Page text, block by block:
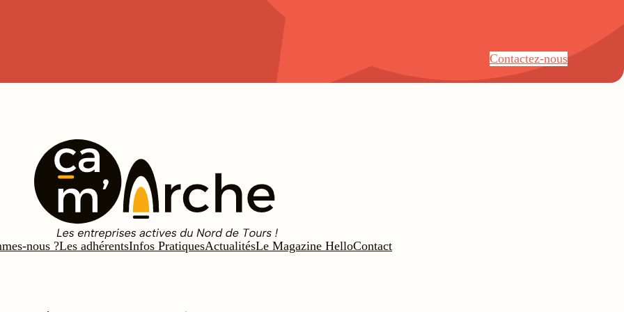
Contactez-nous
nous ?Les adhérentsInfos PratiquesActualitésLe Magazine HelloContact